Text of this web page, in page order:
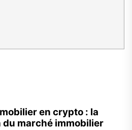
en crypto : la
marché immobilier